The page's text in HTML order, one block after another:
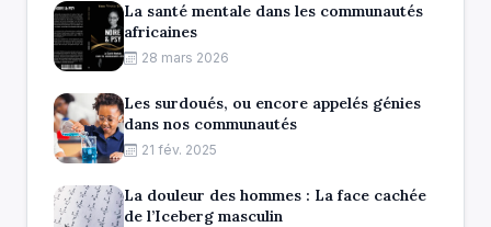
La santé mentale dans les communautés
africaines
28 mars 2026
Les surdoués, ou encore appelés génies
dans nos communautés
21 fév. 2025
La douleur des hommes : La face cachée
de l’Iceberg masculin